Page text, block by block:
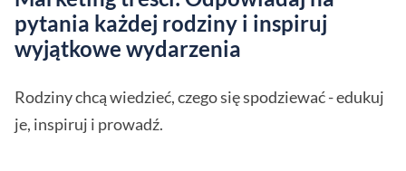
pytania każdej rodziny i inspiruj
wyjątkowe wydarzenia
Rodziny chcą wiedzieć, czego się spodziewać - edukuj
je, inspiruj i prowadź.